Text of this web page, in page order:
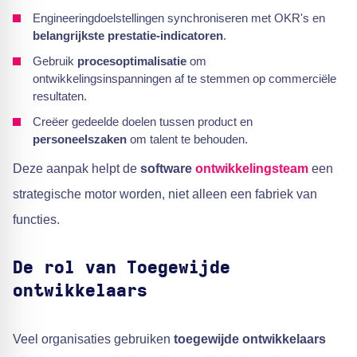
Engineeringdoelstellingen synchroniseren met OKR's en
belangrijkste prestatie-indicatoren.
Gebruik procesoptimalisatie om
ontwikkelingsinspanningen af te stemmen op commerciële
resultaten.
Creëer gedeelde doelen tussen product en
personeelszaken om talent te behouden.
Deze aanpak helpt de software ontwikkelingsteam een
strategische motor worden, niet alleen een fabriek van
functies.
De rol van Toegewijde
ontwikkelaars
Veel organisaties gebruiken toegewijde ontwikkelaars